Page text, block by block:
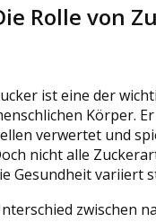
Rolle von
ist eine der
Körper.
verwertet und
nicht alle
Gesundheit variiert
zwischen